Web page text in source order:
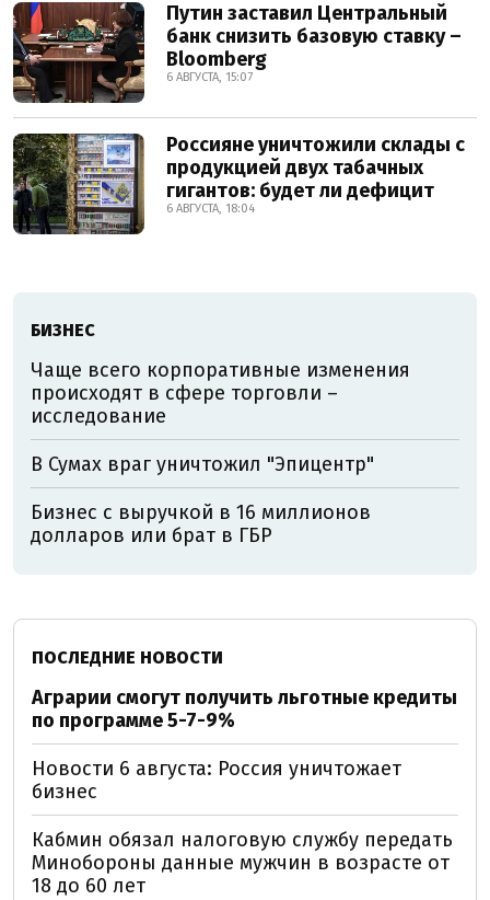
Путин заставил Центральный
банк снизить базовую ставку –
Bloomberg
6 АВГУСТА, 15:07
Россияне уничтожили склады с
продукцией двух табачных
гигантов: будет ли дефицит
6 АВГУСТА, 18:04
БИЗНЕС
Чаще всего корпоративные изменения
происходят в сфере торговли –
исследование
В Сумах враг уничтожил "Эпицентр"
Бизнес с выручкой в 16 миллионов
долларов или брат в ГБР
ПОСЛЕДНИЕ НОВОСТИ
Аграрии смогут получить льготные кредиты
по программе 5-7-9%
Новости 6 августа: Россия уничтожает
бизнес
Кабмин обязал налоговую службу передать
Минобороны данные мужчин в возрасте от
18 до 60 лет